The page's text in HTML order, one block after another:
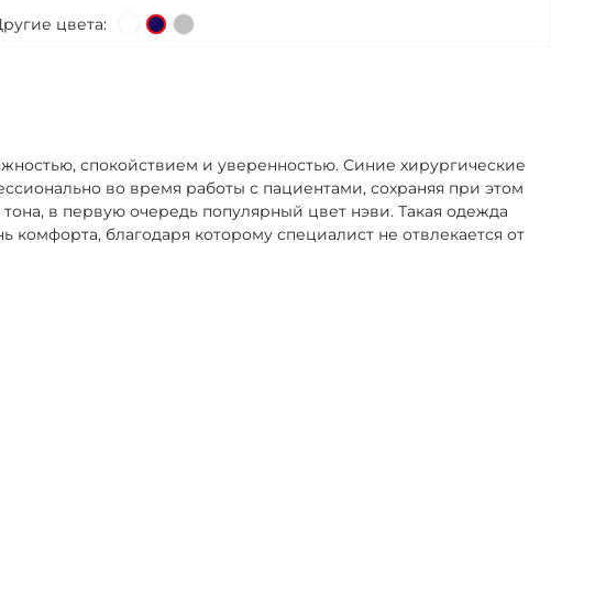
цвета:
спокойствием и уверенностью. Синие хирургические
во время работы с пациентами, сохраняя при этом
в первую очередь популярный цвет нэви. Такая одежда
благодаря которому специалист не отвлекается от